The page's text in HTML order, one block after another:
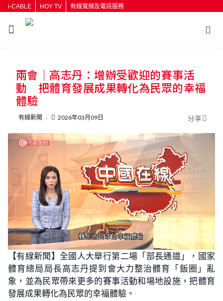
i-CABLE HOY TV 有線寬頻及電訊服務
按輸入鍵開始搜尋
兩會｜高志丹：增辦受歡迎的賽事活
動 把體育發展成果轉化為民眾的幸福
體驗
有線新聞 2026年03月09日 分享
U
n
m
e
L
o
a
d
e
d
:
2
5
.
【有線新聞】全國人大舉行第二場「部長通道」，國家
體育總局局長高志丹提到會大力整治體育「飯圈」亂
象，並為民眾帶來更多的賽事活動和場地設施，把體育
發展成果轉化為民眾的幸福體驗。